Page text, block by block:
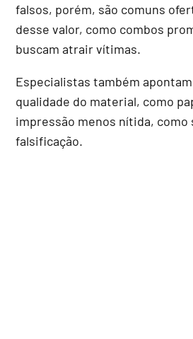
falsos, porém, são comuns
desse valor, como combos
buscam atrair vítimas.
Especialistas também
qualidade do material, como
impressão menos nítida, como
falsificação.